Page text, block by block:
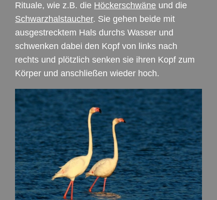
Rituale, wie z.B. die Höckerschwäne und die
Schwarzhalstaucher. Sie gehen beide mit
ausgestrecktem Hals durchs Wasser und
schwenken dabei den Kopf von links nach
rechts und plötzlich senken sie ihren Kopf zum
Körper und anschließen wieder hoch.